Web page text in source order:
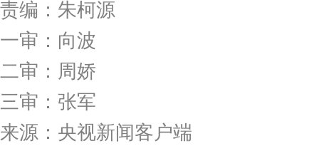
责编：朱柯源
一审：向波
二审：周娇
三审：张军
来源：央视新闻客户端